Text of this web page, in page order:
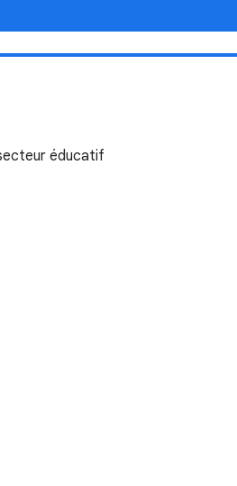
éducatif